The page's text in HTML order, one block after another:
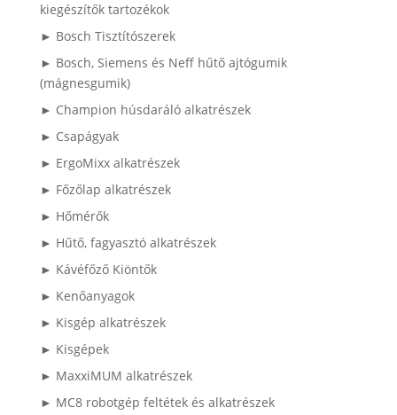
kiegészítők tartozékok
► Bosch Tisztítószerek
► Bosch, Siemens és Neff hűtő ajtógumik
(mágnesgumik)
► Champion húsdaráló alkatrészek
► Csapágyak
► ErgoMixx alkatrészek
► Főzőlap alkatrészek
► Hőmérők
► Hűtő, fagyasztó alkatrészek
► Kávéfőző Kiöntők
► Kenőanyagok
► Kisgép alkatrészek
► Kisgépek
► MaxxiMUM alkatrészek
► MC8 robotgép feltétek és alkatrészek